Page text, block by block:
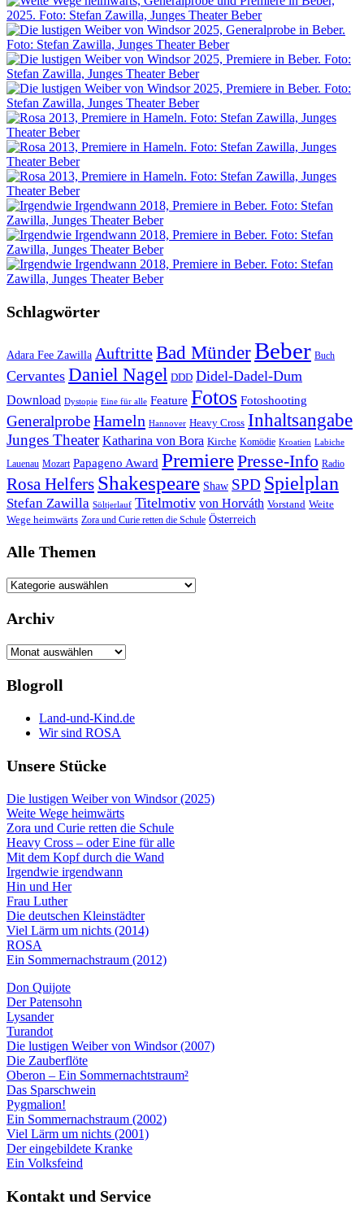
Schlagwörter
Adara Fee Zawilla AuftritteBad MünderBeber Buch
Cervantes Daniel Nagel DDD Didel-Dadel-Dum
Download Dystopie Eine für alle Feature Fotos Fotoshooting
GeneralprobeHameln Hannover Heavy Cross Inhaltsangabe
Junges Theater Katharina von Bora Kirche Komödie Kroatien Labiche
Lauenau Mozart Papageno Award PremierePresse-Info Radio
Rosa Helfers Shakespeare Shaw SPD Spielplan
Stefan Zawilla Söltjerlauf Titelmotiv von Horváth Vorstand Weite
Wege heimwärts Zora und Curie retten die Schule Österreich
Alle Themen
Alle
Archiv
Archiv
Blogroll
Land-und-Kind.de
Wir sind ROSA
Unsere Stücke
Die lustigen Weiber von Windsor (2025)
Weite Wege heimwärts
Zora und Curie retten die Schule
Heavy Cross – oder Eine für alle
Mit dem Kopf durch die Wand
Irgendwie irgendwann
Hin und Her
Frau Luther
Die deutschen Kleinstädter
Viel Lärm um nichts (2014)
ROSA
Ein Sommernachstraum (2012)
Don Quijote
Der Patensohn
Lysander
Turandot
Die lustigen Weiber von Windsor (2007)
Die Zauberflöte
Oberon – Ein Sommernachtstraum²
Das Sparschwein
Pygmalion!
Ein Sommernachstraum (2002)
Viel Lärm um nichts (2001)
Der eingebildete Kranke
Ein Volksfeind
Kontakt und Service